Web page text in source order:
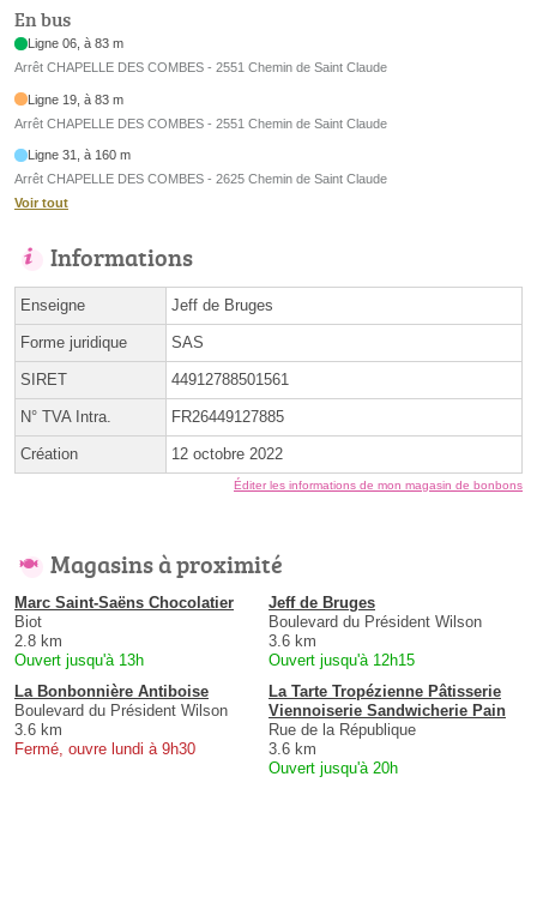
En bus
Ligne 06, à 83 m
Arrêt CHAPELLE DES COMBES - 2551 Chemin de Saint Claude
Ligne 19, à 83 m
Arrêt CHAPELLE DES COMBES - 2551 Chemin de Saint Claude
Ligne 31, à 160 m
Arrêt CHAPELLE DES COMBES - 2625 Chemin de Saint Claude
Voir tout
Informations
Enseigne Jeff de Bruges
Forme juridique SAS
SIRET 44912788501561
N° TVA Intra. FR26449127885
Création 12 octobre 2022
Éditer les informations de mon magasin de bonbons
Magasins à proximité
Marc Saint-Saëns Chocolatier
Biot
2.8 km
Ouvert jusqu'à 13h
Jeff de Bruges
Boulevard du Président Wilson
3.6 km
Ouvert jusqu'à 12h15
La Bonbonnière Antiboise
Boulevard du Président Wilson
3.6 km
Fermé, ouvre lundi à 9h30
La Tarte Tropézienne Pâtisserie
Viennoiserie Sandwicherie Pain
Rue de la République
3.6 km
Ouvert jusqu'à 20h